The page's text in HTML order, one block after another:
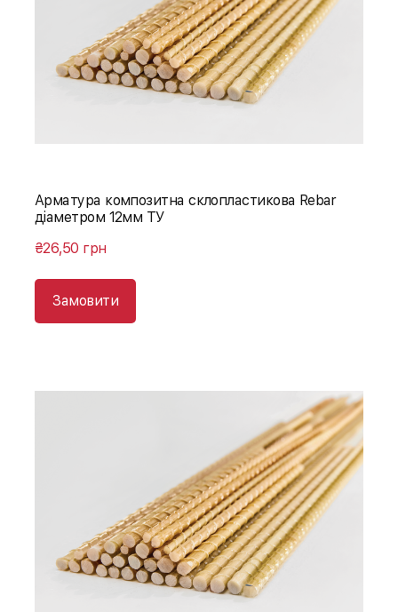
Арматура композитна склопластикова Rebar
діаметром 12мм ТУ
₴26,50 грн
Замовити